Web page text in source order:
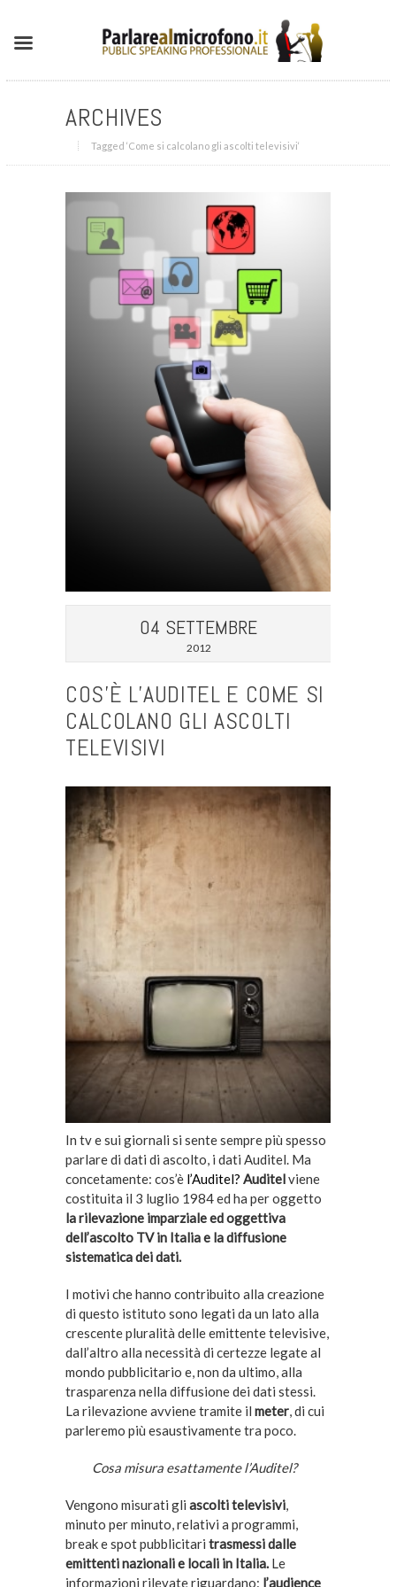
ARCHIVES
Tagged ‘Come si calcolano gli ascolti televisivi‘
04 SETTEMBRE
2012
COS’È L’AUDITEL E COME SI
CALCOLANO GLI ASCOLTI
TELEVISIVI
In tv e sui giornali si sente sempre più spesso
parlare di dati di ascolto, i dati Auditel. Ma
concetamente: cos’è l’Auditel? Auditelviene
costituita il 3 luglio 1984 ed ha per oggetto
la rilevazione imparziale ed oggettiva
dell’ascolto TV in Italia e la diffusione
sistematica dei dati.
I motivi che hanno contribuito alla creazione
di questo istituto sono legati da un lato alla
crescente pluralità delle emittente televisive,
dall’altro alla necessità di certezze legate al
mondo pubblicitario e, non da ultimo, alla
trasparenza nella diffusione dei dati stessi.
La rilevazione avviene tramite il meter, di cui
parleremo più esaustivamente tra poco.
Cosa misura esattamente l’Auditel?
Vengono misurati gli ascolti televisivi,
minuto per minuto, relativi a programmi,
break e spot pubblicitari trasmessi dalle
emittenti nazionali e locali in Italia. Le
informazioni rilevate riguardano: l’audience